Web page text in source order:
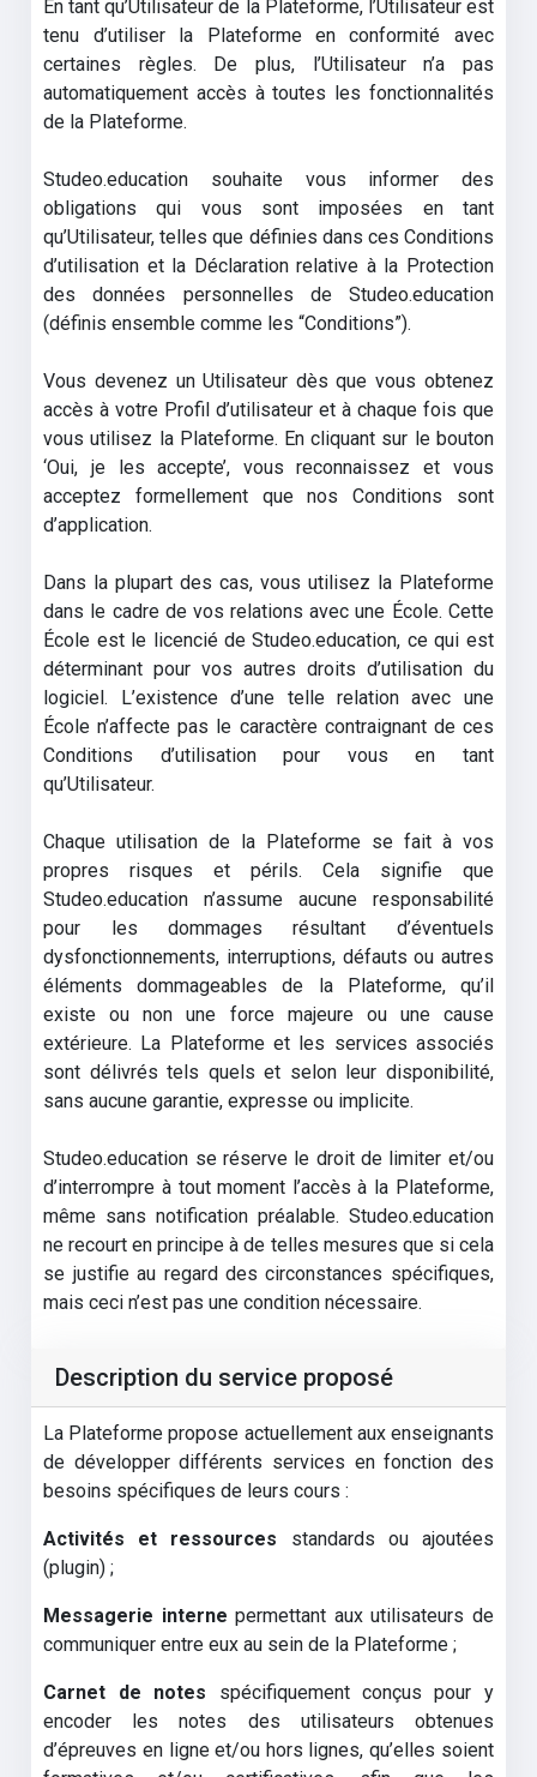
En tant qu’Utilisateur de la Plateforme, l’Utilisateur est
tenu d’utiliser la Plateforme en conformité avec
certaines règles. De plus, l’Utilisateur n’a pas
automatiquement accès à toutes les fonctionnalités
de la Plateforme.
Studeo.education souhaite vous informer des
obligations qui vous sont imposées en tant
qu’Utilisateur, telles que définies dans ces Conditions
d’utilisation et la Déclaration relative à la Protection
des données personnelles de Studeo.education
(définis ensemble comme les “Conditions”).
Vous devenez un Utilisateur dès que vous obtenez
accès à votre Profil d’utilisateur et à chaque fois que
vous utilisez la Plateforme. En cliquant sur le bouton
‘Oui, je les accepte’, vous reconnaissez et vous
acceptez formellement que nos Conditions sont
d’application.
Dans la plupart des cas, vous utilisez la Plateforme
dans le cadre de vos relations avec une École. Cette
École est le licencié de Studeo.education, ce qui est
déterminant pour vos autres droits d’utilisation du
logiciel. L’existence d’une telle relation avec une
École n’affecte pas le caractère contraignant de ces
Conditions d’utilisation pour vous en tant
qu’Utilisateur.
Chaque utilisation de la Plateforme se fait à vos
propres risques et périls. Cela signifie que
Studeo.education n’assume aucune responsabilité
pour les dommages résultant d’éventuels
dysfonctionnements, interruptions, défauts ou autres
éléments dommageables de la Plateforme, qu’il
existe ou non une force majeure ou une cause
extérieure. La Plateforme et les services associés
sont délivrés tels quels et selon leur disponibilité,
sans aucune garantie, expresse ou implicite.
Studeo.education se réserve le droit de limiter et/ou
d’interrompre à tout moment l’accès à la Plateforme,
même sans notification préalable. Studeo.education
ne recourt en principe à de telles mesures que si cela
se justifie au regard des circonstances spécifiques,
mais ceci n’est pas une condition nécessaire.
Description du service proposé
La Plateforme propose actuellement aux enseignants
de développer différents services en fonction des
besoins spécifiques de leurs cours :
Activités et ressources standards ou ajoutées
(plugin) ;
Messagerie interne permettant aux utilisateurs de
communiquer entre eux au sein de la Plateforme ;
Carnet de notes spécifiquement conçus pour y
encoder les notes des utilisateurs obtenues
d’épreuves en ligne et/ou hors lignes, qu’elles soient